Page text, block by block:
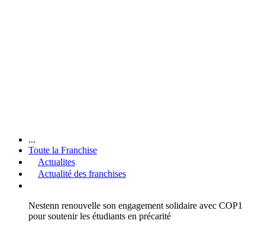
...
Toute la Franchise
Actualites
Actualité des franchises
Nestenn renouvelle son engagement solidaire avec COP1
pour soutenir les étudiants en précarité